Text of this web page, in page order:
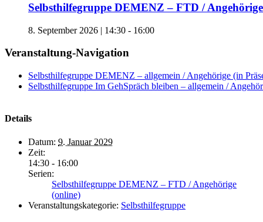
Selbsthilfegruppe DEMENZ – FTD /
8. September 2026 | 14:30 - 16:00
Veranstaltung-Navigation
Selbsthilfegruppe DEMENZ – allgemein / Angehörige (in
Selbsthilfegruppe Im GehSpräch bleiben – allgemein /
Details
Datum: 9. Januar 2029
Zeit:
14:30 - 16:00
Serien:
Selbsthilfegruppe DEMENZ – FTD / Angehörige
(online)
Veranstaltungskategorie: Selbsthilfegruppe